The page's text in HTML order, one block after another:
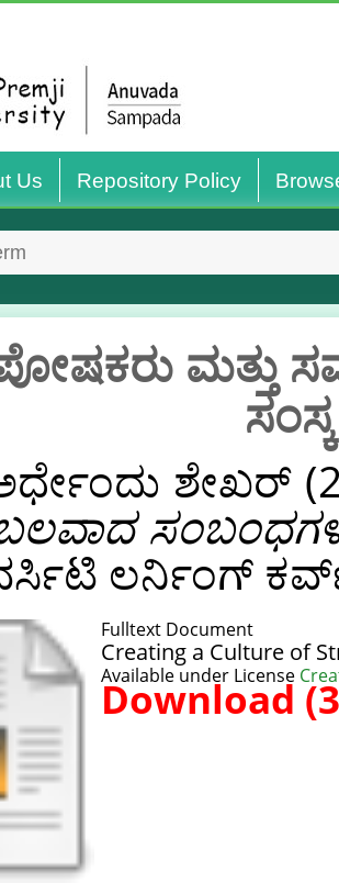
Us Repository Policy
ಮತ್ತು
ಶೇಖರ್
ಸಂಬಂಧಗಳ
ಲರ್ನಿಂಗ್
Fulltext Document
Creating a Culture of
Available under License
Download